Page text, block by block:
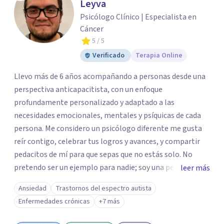
Leyva
Psicólogo Clínico | Especialista en
Cáncer
5 / 5
Verificado
Terapia Online
Llevo más de 6 años acompañando a personas desde una
perspectiva anticapacitista, con un enfoque
profundamente personalizado y adaptado a las
necesidades emocionales, mentales y psíquicas de cada
persona. Me considero un psicólogo diferente me gusta
reír contigo, celebrar tus logros y avances, y compartir
pedacitos de mí para que sepas que no estás solo. No
pretendo ser un ejemplo para nadie; soy una persona que
también sufre, llora, ríe y grita. Para mí, tu salud, tu paz y
tu tranquilidad siempre estarán por encima de lo
económico. A lo largo de mi camino he cuestionado
muchas de las reglas rígidas que aprendí en la formación
leer más
Ansiedad
Trastornos del espectro autista
Enfermedades crónicas
+7 más